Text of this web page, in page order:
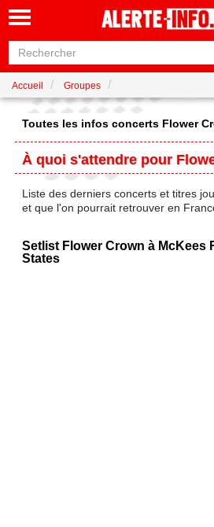
Accueil Groupes
Toutes les infos concerts Flower
À quoi s'attendre pour
Liste des derniers concerts et titres
et que l'on pourrait retrouver en
Setlist Flower Crown à McKees
States